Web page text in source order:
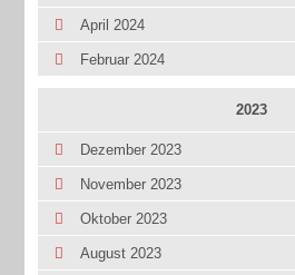
April 2024
Februar 2024
2023
Dezember 2023
November 2023
Oktober 2023
August 2023